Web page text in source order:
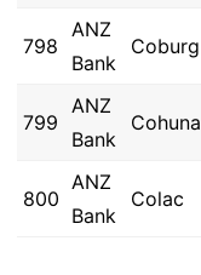
798
ANZ
Bank
Coburg
799
ANZ
Bank
Cohuna
800
ANZ
Bank
Colac